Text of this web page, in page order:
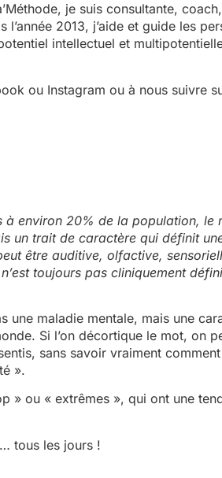
je suis consultante,
2013, j’aide et guide les
intellectuel et
ou Instagram ou à nous suivre
environ 20% de la population, le
un trait de caractère qui définit
être auditive, olfactive,
toujours pas cliniquement
une maladie mentale, mais une
Si l’on décortique le mot, on
sans savoir vraiment
».
» ou « extrêmes », qui ont une
tous les jours !